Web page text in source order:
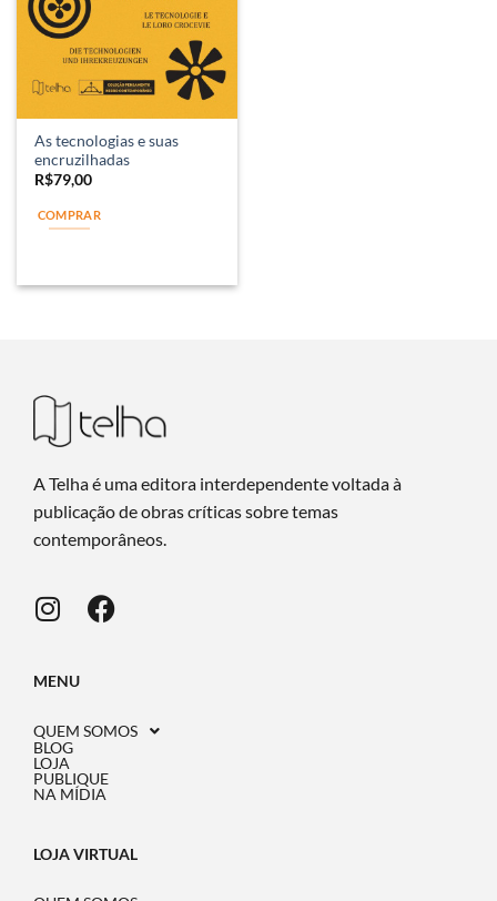
As tecnologias e suas
encruzilhadas
R$79,00
COMPRAR
A Telha é uma editora interdependente voltada à
publicação de obras críticas sobre temas
contemporâneos.
MENU
QUEM SOMOS
BLOG
LOJA
PUBLIQUE
NA MÍDIA
LOJA VIRTUAL